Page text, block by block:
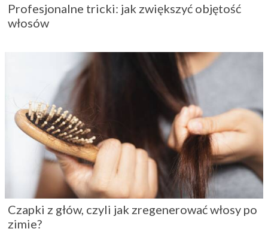
Profesjonalne tricki: jak zwiększyć objętość
włosów
Czapki z głów, czyli jak zregenerować włosy po
zimie?